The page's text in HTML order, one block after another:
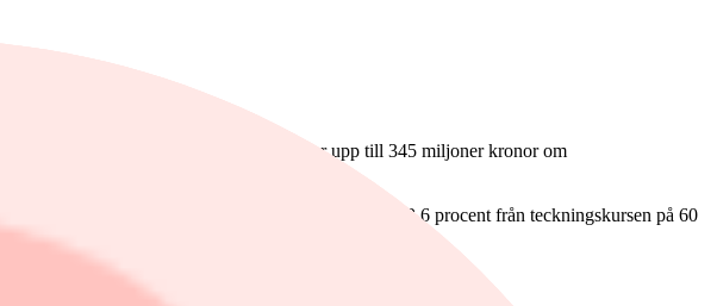
kronor före emissionskostnader, eller upp till 345 miljoner kronor om
betalt 62,15 kronor. Det motsvarar en uppgång på 3,6 procent från teckningskursen på 60